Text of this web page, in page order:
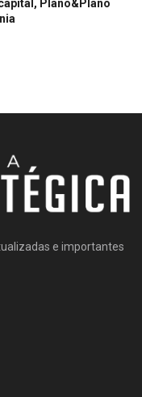
Plano&Plano
e importantes